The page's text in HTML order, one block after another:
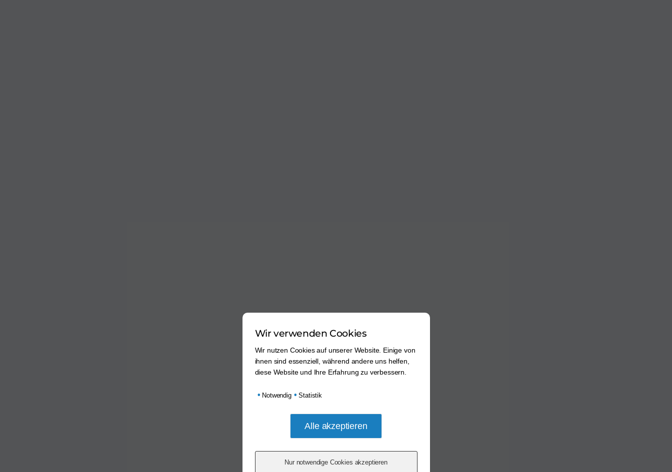
Wir verwenden Cookies
Wir nutzen Cookies auf unserer Website. Einige von
ihnen sind essenziell, während andere uns helfen,
diese Website und Ihre Erfahrung zu verbessern.
• Notwendig • Statistik